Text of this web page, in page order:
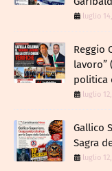
luglio
Reggio
lavoro”
politica
luglio
Gallico
Sagra
luglio